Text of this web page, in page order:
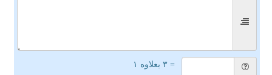
= ۳ بعلاوه ۱